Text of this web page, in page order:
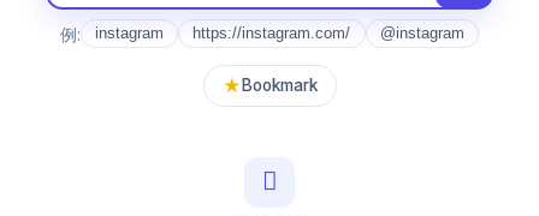
例: instagram https://instagram.com/ @instagram
★ Bookmark